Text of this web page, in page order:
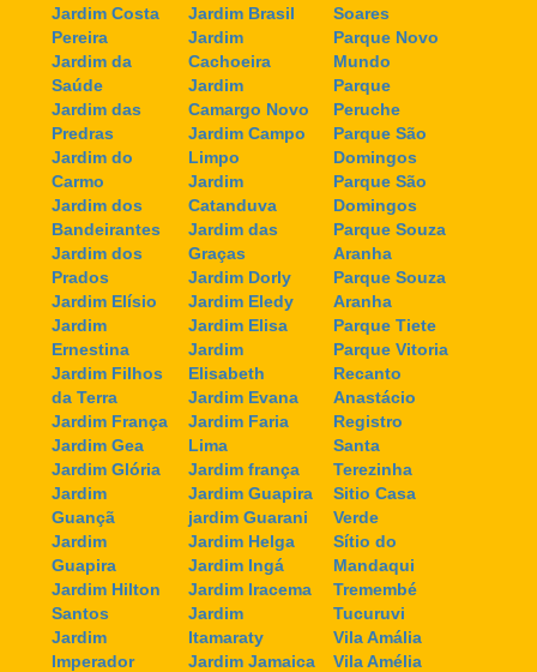
Jardim Costa
Pereira
Jardim da
Saúde
Jardim das
Predras
Jardim do
Carmo
Jardim dos
Bandeirantes
Jardim dos
Prados
Jardim Elísio
Jardim
Ernestina
Jardim Filhos
da Terra
Jardim França
Jardim Gea
Jardim Glória
Jardim
Guançã
Jardim
Guapira
Jardim Hilton
Santos
Jardim
Imperador
Jardim Brasil
Jardim
Cachoeira
Jardim
Camargo Novo
Jardim Campo
Limpo
Jardim
Catanduva
Jardim das
Graças
Jardim Dorly
Jardim Eledy
Jardim Elisa
Jardim
Elisabeth
Jardim Evana
Jardim Faria
Lima
Jardim frança
Jardim Guapira
jardim Guarani
Jardim Helga
Jardim Ingá
Jardim Iracema
Jardim
Itamaraty
Jardim Jamaica
Soares
Parque Novo
Mundo
Parque
Peruche
Parque São
Domingos
Parque São
Domingos
Parque Souza
Aranha
Parque Souza
Aranha
Parque Tiete
Parque Vitoria
Recanto
Anastácio
Registro
Santa
Terezinha
Sitio Casa
Verde
Sítio do
Mandaqui
Tremembé
Tucuruvi
Vila Amália
Vila Amélia